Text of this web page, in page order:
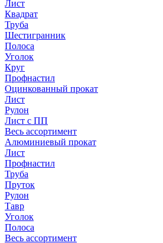
Лист
Квадрат
Труба
Шестигранник
Полоса
Уголок
Круг
Профнастил
Оцинкованный прокат
Лист
Рулон
Лист с ПП
Весь ассортимент
Алюминиевый прокат
Лист
Профнастил
Труба
Пруток
Рулон
Тавр
Уголок
Полоса
Весь ассортимент